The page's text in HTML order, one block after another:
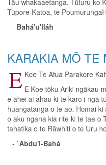
Tāu whakaaetanga. Tūturu ko
Tūpore-Katoa, te
- Bahá'u'lláh
KARAKIA MŌ TE
E Koe Te Atua Parakore
E Koe tōku Ariki ngākau
e āhei ai ahau ki te karo i ngā
hūāngatanga o te ao. Hōmai
o aku ngana kia rite ki te tae o
tahatika o te Rāwhiti o te Uru
- `Abdu'l-Bahá